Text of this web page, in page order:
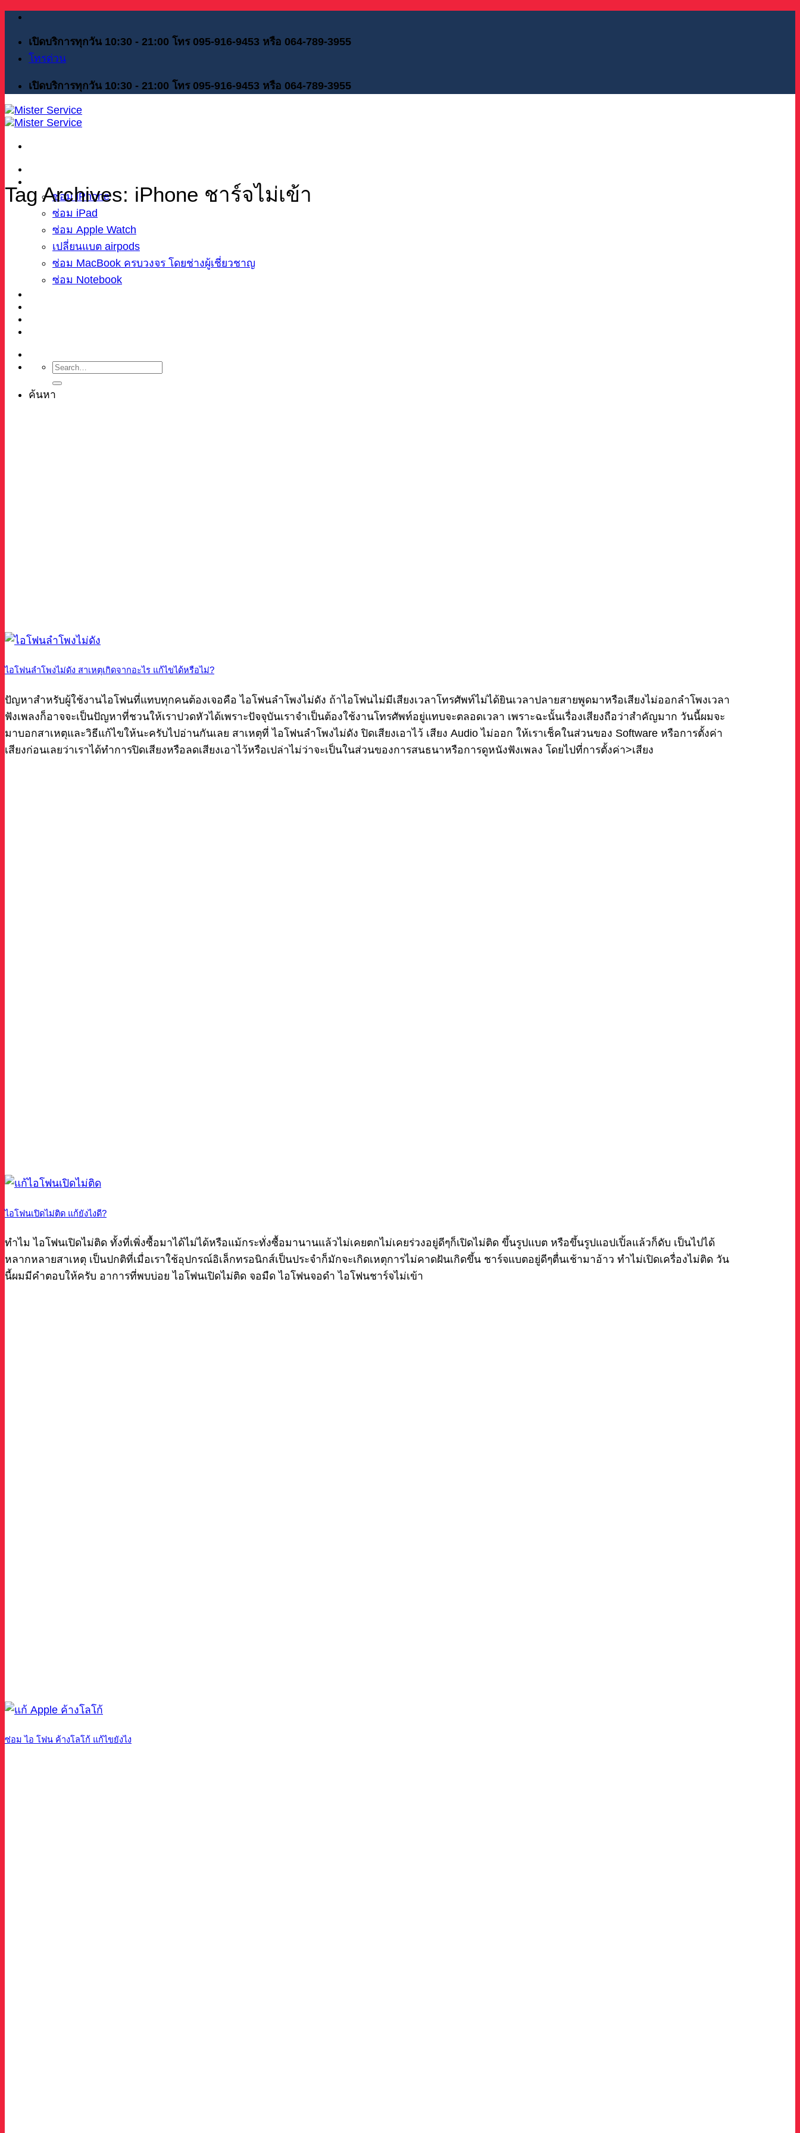
Skip
contentเปิดบริการทุกวัน 10:30 - 21:00 โทร 095-916-9453 หรือ 064-789-3955
โทรด่วน
เปิดบริการทุกวัน 10:30 - 21:00 โทร 095-916-9453 หรือ 064-789-3955
ซ่อม iPhone
ซ่อม iPad
ซ่อม Apple Watch
เปลี่ยนแบต airpods
ซ่อม MacBook ครบวงจร โดยช่างผู้เชี่ยวชาญ
ซ่อม Notebook
ค้นหา
Tag Archives: iPhone ชาร์จไม่เข้า
ไอโฟนลำโพงไม่ดัง สาเหตุเกิดจากอะไร แก้ไขได้หรือไม่?
ปัญหาสำหรับผู้ใช้งานไอโฟนที่แทบทุกคนต้องเจอคือ ไอโฟนลำโพงไม่ดัง ถ้าไอโฟนไม่มีเสียงเวลาโทรศัพท์ไม่ได้ยินเวลาปลายสายพูดมาหรือเสียงไม่ออกลำโพงเวลา
ฟังเพลงก็อาจจะเป็นปัญหาที่ชวนให้เราปวดหัวได้เพราะปัจจุบันเราจำเป็นต้องใช้งานโทรศัพท์อยู่แทบจะตลอดเวลา เพราะฉะนั้นเรื่องเสียงถือว่าสำคัญมาก วันนี้ผมจะ
มาบอกสาเหตุและวิธีแก้ไขให้นะครับไปอ่านกันเลย สาเหตุที่ ไอโฟนลำโพงไม่ดัง ปิดเสียงเอาไว้ เสียง Audio ไม่ออก ให้เราเช็คในส่วนของ Software หรือการตั้งค่า
เสียงก่อนเลยว่าเราได้ทำการปิดเสียงหรือลดเสียงเอาไว้หรือเปล่าไม่ว่าจะเป็นในส่วนของการสนธนาหรือการดูหนังฟังเพลง โดยไปที่การตั้งค่า>เสียง
ไอโฟนเปิดไม่ติด แก้ยังไงดี?
ทำไม ไอโฟนเปิดไม่ติด ทั้งที่เพิ่งซื้อมาได้ไม่ได้หรือแม้กระทั่งซื้อมานานแล้วไม่เคยตกไม่เคยร่วงอยู่ดีๆก็เปิดไม่ติด ขึ้นรูปแบต หรือขึ้นรูปแอปเปิ้ลแล้วก็ดับ เป็นไปได้
หลากหลายสาเหตุ เป็นปกติที่เมื่อเราใช้อุปกรณ์อิเล็กทรอนิกส์เป็นประจำก็มักจะเกิดเหตุการไม่คาดฝันเกิดขึ้น ชาร์จแบตอยู่ดีๆตื่นเช้ามาอ้าว ทำไม่เปิดเครื่องไม่ติด วัน
นี้ผมมีคำตอบให้ครับ อาการที่พบบ่อย ไอโฟนเปิดไม่ติด จอมืด ไอโฟนจอดำ ไอโฟนชาร์จไม่เข้า
ซ่อม ไอ โฟน ค้างโลโก้ แก้ไขยังไง